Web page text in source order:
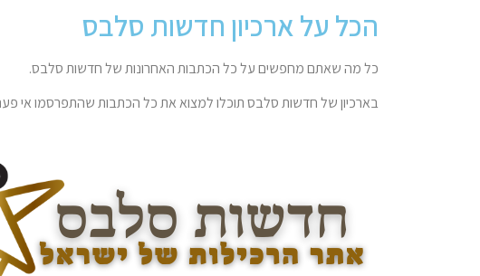
הכל על ארכיון חדשות סלבס
כל מה שאתם מחפשים על כל הכתבות האחרונות של חדשות סלבס.
בארכיון של חדשות סלבס תוכלו למצוא את כל הכתבות שהתפרסמו אי